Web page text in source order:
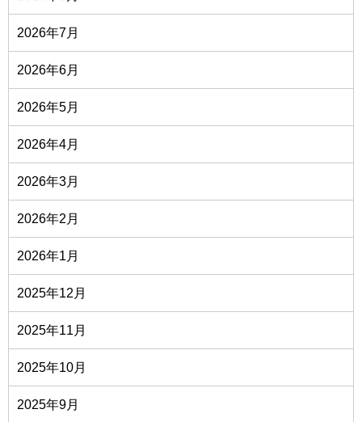
2026年7月
2026年6月
2026年5月
2026年4月
2026年3月
2026年2月
2026年1月
2025年12月
2025年11月
2025年10月
2025年9月